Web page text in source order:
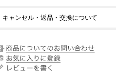
キャンセル・返品・交換について